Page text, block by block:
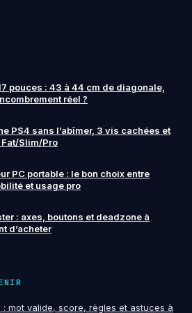
pouces : 43 à 44 cm de diagonale,
réel ?
PS4 sans l’abîmer, 3 vis cachées et
Slim/Pro
PC portable : le bon choix entre
et usage pro
: axes, boutons et deadzone à
d’acheter
: mot valide, score, règles et astuces à